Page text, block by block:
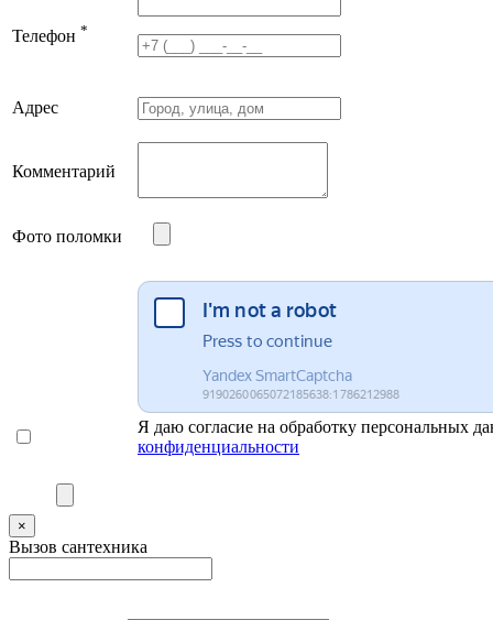
Телефон *
Адрес
Комментарий
Фото поломки
Я даю согласие на обработку персональных
конфиденциальности
×
Вызов сантехника